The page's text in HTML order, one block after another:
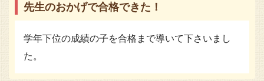
先生のおかげで合格できた！
学年下位の成績の子を合格まで導いて下さいまし
た。